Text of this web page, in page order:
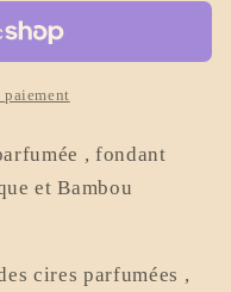
paiement
, fondant
et Bambou
cires parfumées ,